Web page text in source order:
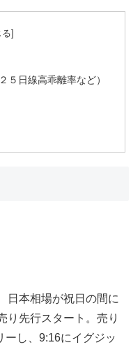
５日線高乖離率など）
日本相場が祝日の間に
り先行スタート。売り
ーし、9:16にイグジッ